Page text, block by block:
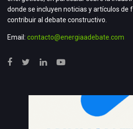
donde se incluyen noticias y artículos de
contribuir al debate constructivo.
Email: contacto@energiaadebate.com